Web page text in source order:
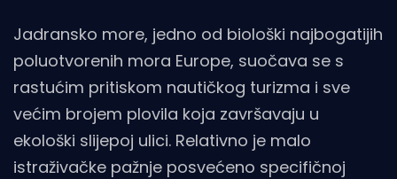
Jadransko more, jedno od biološki najbogatijih
poluotvorenih mora Europe, suočava se s
rastućim pritiskom nautičkog turizma i sve
većim brojem plovila koja završavaju u
ekološki slijepoj ulici. Relativno je malo
istraživačke pažnje posvećeno specifičnoj